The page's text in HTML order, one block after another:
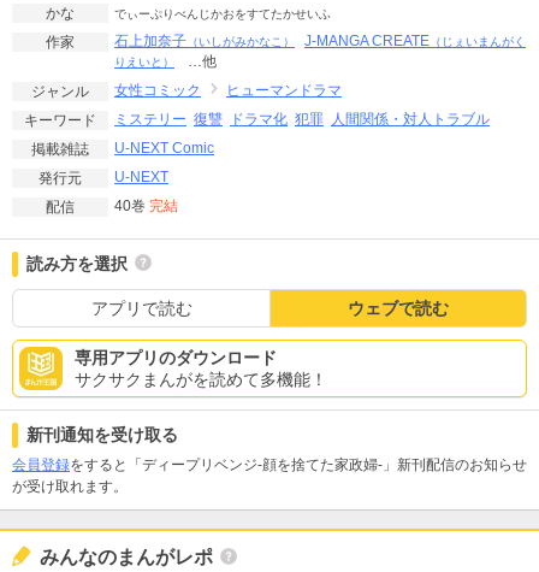
かな
でぃーぷりべんじかおをすてたかせいふ
作家 石上加奈子 （いしがみかなこ） J-MANGA CREATE （じぇいまんがく
りえいと）
…他
ジャンル
女性コミック
ヒューマンドラマ
キーワード
ミステリー 復讐 ドラマ化 犯罪 人間関係・対人トラブル
掲載雑誌
U-NEXT Comic
発行元
U-NEXT
配信
40巻 完結
読み方を選択
アプリで読む ウェブで読む
専用アプリのダウンロード
サクサクまんがを読めて多機能！
新刊通知を受け取る
会員登録をすると「ディープリベンジ-顔を捨てた家政婦-」新刊配信のお知らせ
が受け取れます。
みんなのまんがレポ